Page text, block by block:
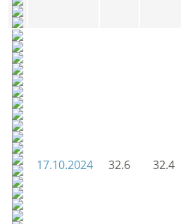
17.10.2024 32.6 32.4